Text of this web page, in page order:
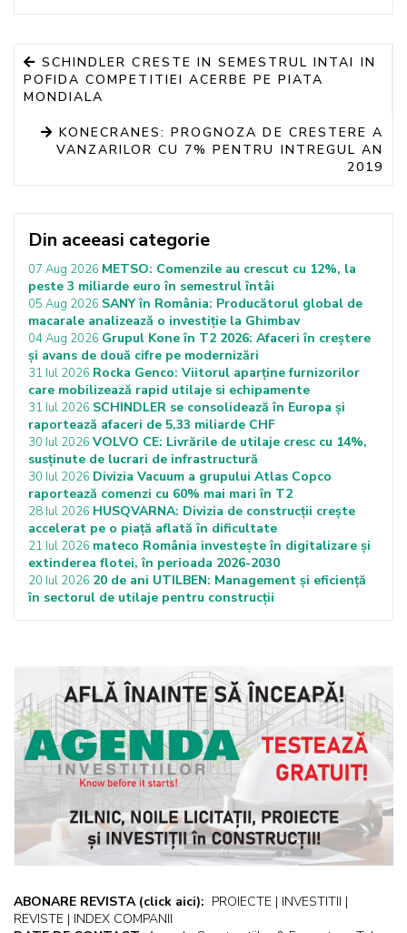
SCHINDLER CRESTE IN SEMESTRUL INTAI IN
POFIDA COMPETITIEI ACERBE PE PIATA
MONDIALA
KONECRANES: PROGNOZA DE CRESTERE A
VANZARILOR CU 7% PENTRU INTREGUL AN
2019
Din aceeasi categorie
07 Aug 2026 METSO: Comenzile au crescut cu 12%, la
peste 3 miliarde euro în semestrul întâi
05 Aug 2026 SANY în România: Producătorul global de
macarale analizează o investiție la Ghimbav
04 Aug 2026 Grupul Kone în T2 2026: Afaceri în creștere
și avans de două cifre pe modernizări
31 Iul 2026 Rocka Genco: Viitorul aparține furnizorilor
care mobilizează rapid utilaje si echipamente
31 Iul 2026 SCHINDLER se consolidează în Europa și
raportează afaceri de 5,33 miliarde CHF
30 Iul 2026 VOLVO CE: Livrările de utilaje cresc cu 14%,
susținute de lucrari de infrastructură
30 Iul 2026 Divizia Vacuum a grupului Atlas Copco
raportează comenzi cu 60% mai mari în T2
28 Iul 2026 HUSQVARNA: Divizia de construcții crește
accelerat pe o piață aflată în dificultate
21 Iul 2026 mateco România investește în digitalizare și
extinderea flotei, în perioada 2026-2030
20 Iul 2026 20 de ani UTILBEN: Management și eficiență
în sectorul de utilaje pentru construcții
ABONARE REVISTA (click aici): PROIECTE | INVESTITII |
REVISTE | INDEX COMPANII